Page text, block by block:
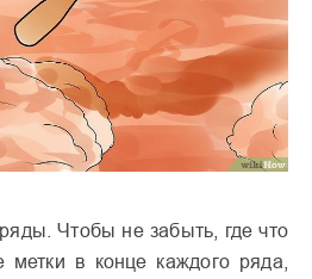
Чтобы не забыть, где что
метки в конце каждого ряда,